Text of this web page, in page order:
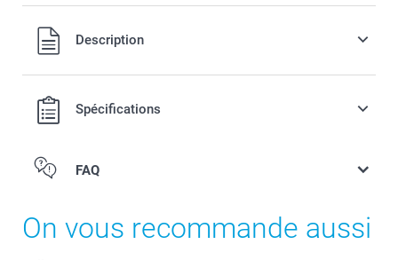
Tous les prix sont en EURO (€), TVA incluse et hors frais de
port.
Description
Spécifications
FAQ
On vous recommande aussi